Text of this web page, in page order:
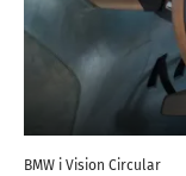
BMW i Vision Circular